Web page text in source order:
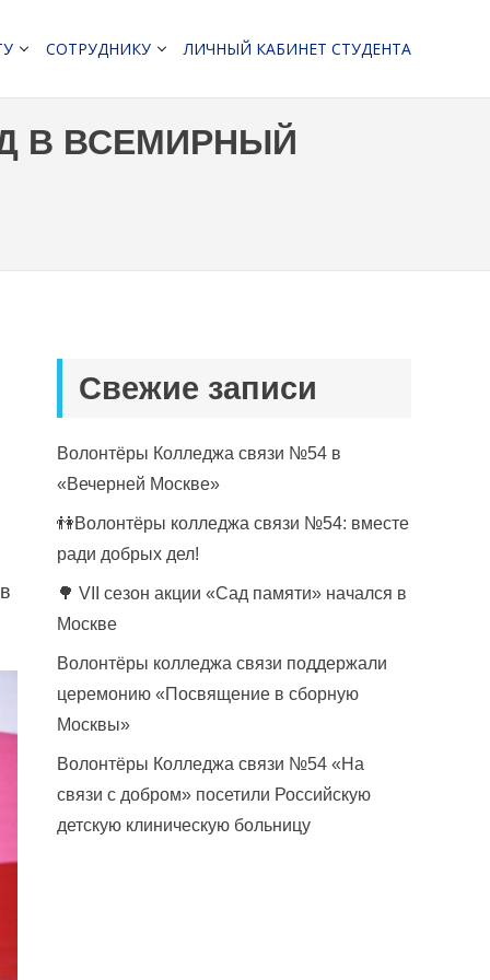
СОТРУДНИКУ ЛИЧНЫЙ КАБИНЕТ СТУДЕНТА
В ВСЕМИРНЫЙ
Свежие записи
Волонтёры Колледжа связи №54 в
«Вечерней Москве»
👫Волонтёры колледжа связи №54: вместе
ради добрых дел!
🌳 VII сезон акции «Сад памяти» начался в
Москве
Волонтёры колледжа связи поддержали
церемонию «Посвящение в сборную
Москвы»
Волонтёры Колледжа связи №54 «На
связи с добром» посетили Российскую
детскую клиническую больницу